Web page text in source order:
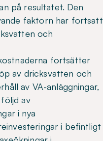
på resultatet. Den
faktorn har fortsatt
och
fortsätter
av dricksvatten och
av VA-anläggningar,
av
i nya
i befintligt